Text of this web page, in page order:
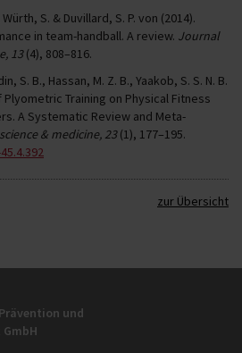
S. & Duvillard, S. P. von (2014).
in team-handball. A review. Journal
13(4), 808–816.
S. B., Hassan, M. Z. B., Yaakob, S. S. N. B.
Plyometric Training on Physical Fitness
A Systematic Review and Meta-
& medicine, 23(1), 177–195.
zur Übersicht
und